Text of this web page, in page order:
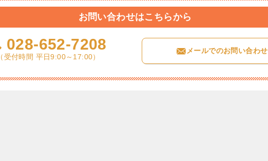
お問い合わせはこちらから
028-652-7208
（受付時間 平日9:00～17:00）
メールでのお問い合わせ